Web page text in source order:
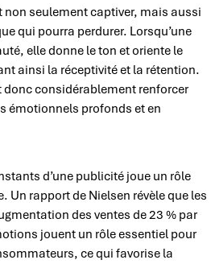
non seulement captiver, mais aussi
qui pourra perdurer. Lorsqu’une
elle donne le ton et oriente le
ainsi la réceptivité et la rétention.
donc considérablement renforcer
émotionnels profonds et en
d’une publicité joue un rôle
Un rapport de Nielsen révèle que les
des ventes de 23 % par
jouent un rôle essentiel pour
ce qui favorise la